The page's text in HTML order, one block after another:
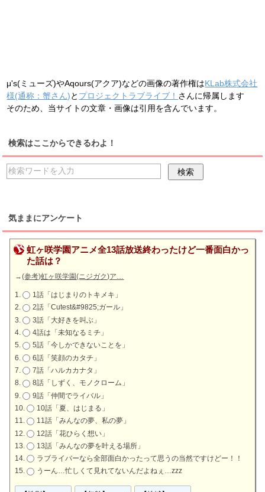
μ's(ミューズ)やAqours(アクア)などの画像の著作権はKLab株式会社
様(通称：蟹さん)と プロジェクトラブライブ！ さんに帰属します
そのため、当サイトの文章・画像は引用を含んでいます。
検索はここからできるわよ！
気ままにアンケート
虹ヶ咲学園アニメ全13話放送終わったけど一番面白かっ
た話は？
→(参考)虹ヶ咲学園(ニジガク)ア…
1話「はじまりのトキメキ」
2話「Cutest&#9825;ガール」
3話「大好きを叫ぶ」
4話は「未知なるミチ」
5話「今しかできないことを」
6話「笑顔のカタチ」
7話「ハルカカナタ」
8話「しずく、モノクローム」
9話「仲間でライバル」
10話「夏、はじまる」
11話「みんなの夢、私の夢」
12話「花ひらく想い」
13話「みんなの夢を叶える場所」
ラブライバーなら全部面白かったって思うの当然ですけどー！！
うーん…忙しくて見れてないんだよねぇ…zzz